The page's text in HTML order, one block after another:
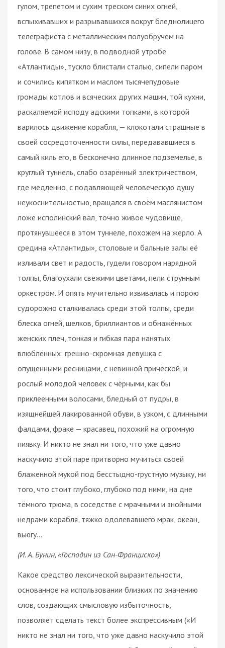
гулом, трепетом и сухим треском синих огней,
вспыхивавших и разрывавшихся вокруг бледнолицего
телеграфиста с металлическим полуобручем на
голове. В самом низу, в подводной утробе
«Атлантиды», тускло блистали сталью, сипели паром
и сочились кипятком и маслом тысячепудовые
громады котлов и всяческих других машин, той кухни,
раскаляемой исподу адскими топками, в которой
варилось движение корабля, — клокотали страшные в
своей сосредоточенности силы, передававшиеся в
самый киль его, в бесконечно длинное подземелье, в
круглый туннель, слабо озарённый электричеством,
где медленно, с подавляющей человеческую душу
неукоснительностью, вращался в своём маслянистом
ложе исполинский вал, точно живое чудовище,
протянувшееся в этом туннеле, похожем на жерло. А
средина «Атлантиды», столовые и бальные залы её
изливали свет и радость, гудели говором нарядной
толпы, благоухали свежими цветами, пели струнным
оркестром. И опять мучительно извивалась и порою
судорожно сталкивалась среди этой толпы, среди
блеска огней, шелков, бриллиантов и обнажённых
женских плеч, тонкая и гибкая пара нанятых
влюблённых: грешно-скромная девушка с
опущенными ресницами, с невинной причёской, и
рослый молодой человек с чёрными, как бы
приклеенными волосами, бледный от пудры, в
изящнейшей лакированной обуви, в узком, с длинными
фалдами, фраке — красавец, похожий на огромную
пиявку. И никто не знал ни того, что уже давно
наскучило этой паре притворно мучиться своей
блаженной мукой под бесстыдно-грустную музыку, ни
того, что стоит глубоко, глубоко под ними, на дне
тёмного трюма, в соседстве с мрачными и знойными
недрами корабля, тяжко одолевавшего мрак, океан,
вьюгу…
(И. А. Бунин, «Господин из Сан-Франциско»)
Какое средство лексической выразительности,
основанное на использовании близких по значению
слов, создающих смысловую избыточность,
позволяет сделать текст более экспрессивным («И
никто не знал ни того, что уже давно наскучило этой